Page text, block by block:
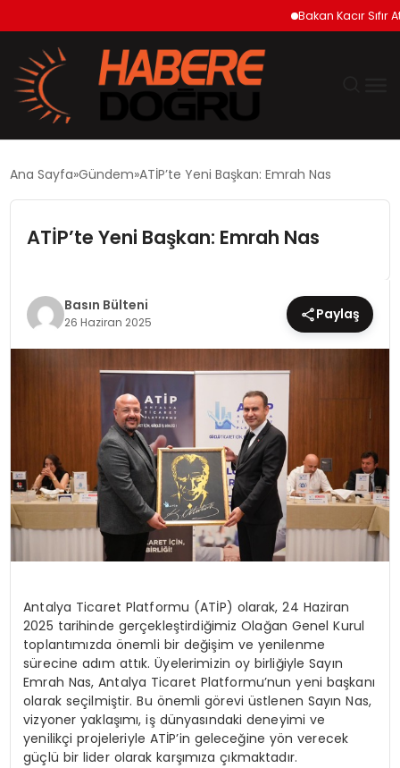
Bakan Kacır Sıfır Atık
DÜNYA
TEKNOLOJİ
MAGAZİN
Ana Sayfa Gündem ATİP’te Yeni Başkan: Emrah Nas
ATİP’te Yeni Başkan: Emrah Nas
Basın Bülteni
26 Haziran 2025 Paylaş
Antalya Ticaret Platformu (ATİP) olarak, 24 Haziran
2025 tarihinde gerçekleştirdiğimiz Olağan Genel Kurul
toplantımızda önemli bir değişim ve yenilenme
sürecine adım attık. Üyelerimizin oy birliğiyle Sayın
Emrah Nas, Antalya Ticaret Platformu’nun yeni başkanı
olarak seçilmiştir. Bu önemli görevi üstlenen Sayın Nas,
vizyoner yaklaşımı, iş dünyasındaki deneyimi ve
yenilikçi projeleriyle ATİP’in geleceğine yön verecek
güçlü bir lider olarak karşımıza çıkmaktadır.